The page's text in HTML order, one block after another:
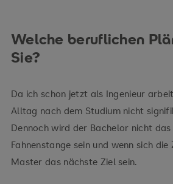
Welche beruflichen
Sie?
Da ich schon jetzt als Ingenieur
Alltag nach dem Studium nicht
Dennoch wird der Bachelor nicht das
Fahnenstange sein und wenn sich
Master das nächste Ziel sein.